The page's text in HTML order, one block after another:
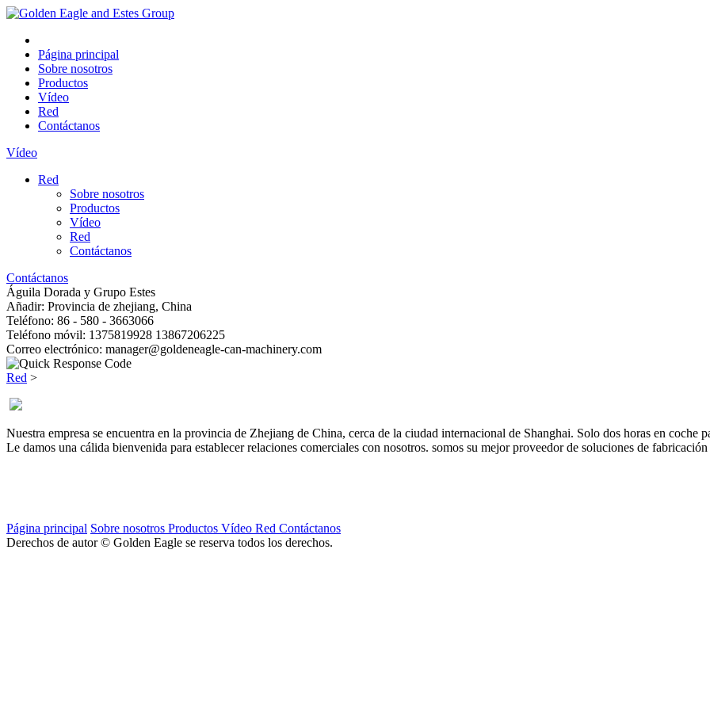
Página principal
Sobre nosotros
Productos
Vídeo
Red
Contáctanos
Vídeo
Red
Sobre nosotros
Productos
Vídeo
Red
Contáctanos
Contáctanos
Águila Dorada y Grupo Estes
Añadir: Provincia de zhejiang, China
Teléfono: 86 - 580 - 3663066
Teléfono móvil: 1375819928 13867206225
Correo electrónico: manager@goldeneagle-can-machinery.com
Red >
Nuestra empresa se encuentra en la provincia de Zhejiang de China, cerca de la ciudad internacional de Shanghai. Solo dos horas en coche
Le damos una cálida bienvenida para establecer relaciones comerciales con nosotros. somos su mejor proveedor de soluciones de
Página principal Sobre nosotros Productos Vídeo Red Contáctanos
Derechos de autor © Golden Eagle se reserva todos los derechos.